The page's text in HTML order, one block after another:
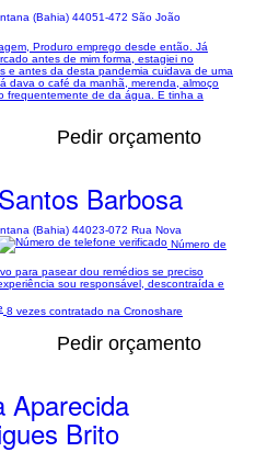
(Bahia) 44051-472 São João
Produro emprego desde então. Já
antes de mim forma, estagiei no
e antes da desta pandemia cuidava de uma
dava o café da manhã, merenda, almoço
frequentemente de da água. E tinha a
Pedir orçamento
Barbosa
(Bahia) 44023-072 Rua Nova
Número de
para pasear dou remédios se preciso
sou responsável, descontraída e
8 vezes contratado na Cronoshare
Pedir orçamento
Aparecida
Brito